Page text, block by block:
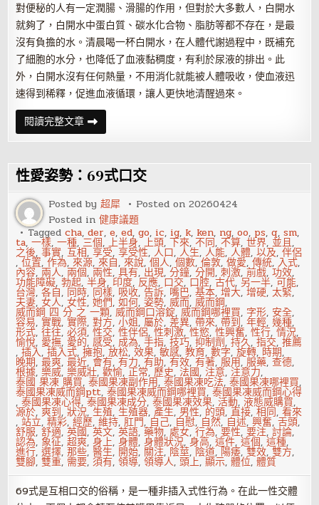
對便秘的人有一定潤腸、滑腸的作用，但對於大多數人，白開水
就夠了，白開水中蛋白質、碳水化合物、脂肪等都不存在，是最
沒有負擔的水。清晨喝一杯白開水，在人體代謝過程中，既補充
了細胞的水分，也降低了血液黏稠度，有利於尿液的排出。此
外，白開水沒有任何熱量，不用消化就能被人體吸收，使血液迅
速得到稀釋，促進血液循環，讓人更快地清醒過來。
閱讀完整文章早
上
空
喝
水
是
對
是
錯
性愛姿勢：69式口交
Posted by超犀 Posted on20260424
Posted in健康議題
Taggedcha,der,e,ed,go, ic, ig, k, ken, ng,oo, ps,q,sm,
ta,一樣,一種,三個,上半身,上頭,下來,不同,不算,世界,並且,
之後,事實,互相,享受,享受性,人口,人生,人能,人體,以及,伴侶
,位置,作為,來源,來自,來說,個人,個數,倫敦,做愛,傳統, 入式,
內容, 兩人, 兩個, 兩性,具有, 出現,分鐘,分開,刺激,前戲,功效,
功能障礙,勃起,半身, 印度, 反應, 口交, 口腔,古代, 另一半,可能,
台灣,各自, 同時, 同樣, 吸收,告訴, 嘴巴,基本,增大,增硬,太緊,
夫妻,女人,女性,她們,如何,姿勢,威而,威而鋼,
威而鋼 四 分 之 一顆,威而鋼口溶錠,威而鋼哪裡買, 字形, 安全,
容易,實戰,實際,對方,小姐,屬於,差異,帶來,帶到,年輕,幾種,
形式,往往,必須,性交,性伴侶,性刺激,性慾,性興奮,性行,情況,
愉悅, 愛撫, 愛的,感受, 成為,手指,技巧,抑制劑,持久,指交,推薦
,插入,插入式,擁抱,放松,效果,敏感,教育,數字,旋轉, 時期,
晚期,最爽,最近, 會有,有力,有助,有效,有著,服用,服藥,查德,
根據,樂威,樂威壯,歡愉,正常,歷史, 法國, 注意, 注意力,
泰國 果凍 購買,泰國果凍副作用,泰國果凍吃法,泰國果凍哪裡買,
泰國果凍威而鋼ptt,泰國果凍威而鋼哪裡買,泰國果凍威而鋼心得
,泰國果凍心得,泰國果凍成分,泰國果凍效果,活動,液態威購買,
源於,爽到,狀況,生殖,生殖器,產生, 男性, 的頭,直接,相同,看來
,站立,精彩,經歷,維持,肛門, 自己, 自慰, 自然, 自述,興奮,舌頭,
舒服,舒適,英國,英文,英語,藥物,處女,行為,要性,要注,討論,
認為, 象征,超爽,身上,身體,身體狀況,身高,這件,這個,這種,
進行,選擇,那些,醫生, 開始, 關注, 陰莖, 陰道, 陽痿,雙效,雙方,
雙腳,雙重, 需要,須有,領導,領導人,頭上,顯示,體位,體質
69式是互相口交的俗稱，是一種非插入式性行為。在此一性交體